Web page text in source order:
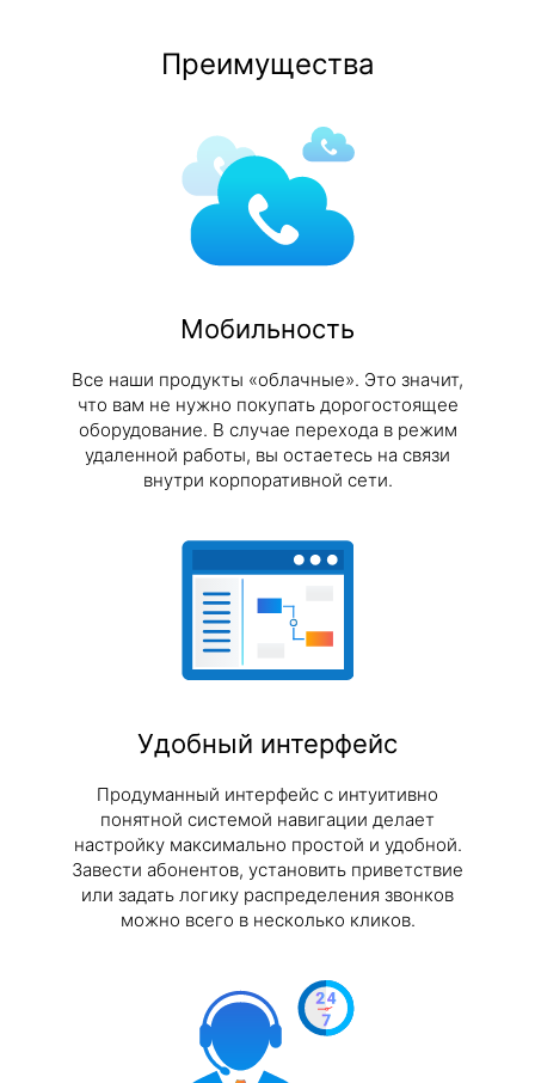
Преимущества
Мобильность
Все наши продукты «облачные». Это значит,
что вам не нужно покупать дорогостоящее
оборудование. В случае перехода в режим
удаленной работы, вы остаетесь на связи
внутри корпоративной сети.
Удобный интерфейс
Продуманный интерфейс с интуитивно
понятной системой навигации делает
настройку максимально простой и удобной.
Завести абонентов, установить приветствие
или задать логику распределения звонков
можно всего в несколько кликов.